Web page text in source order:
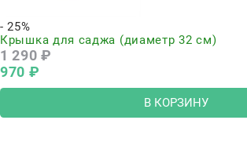
- 25%
Крышка для саджа (диаметр 32 см)
1 290 ₽
970 ₽
В КОРЗИНУ